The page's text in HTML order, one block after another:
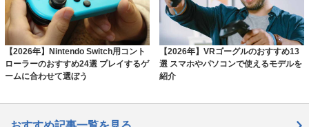
【2026年】Nintendo Switch用コント
ローラーのおすすめ24選 プレイするゲ
ームに合わせて選ぼう
【2026年】VRゴーグルのおすすめ13
選 スマホやパソコンで使えるモデルを
紹介